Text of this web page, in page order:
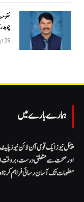
29 اپریل, 2026
ہمارے بارے میں
پینل نیوز ایک قومی آن لائن نیوز
اور صحت سے متعلق درست، بروقت اور
معلومات تک آسان رسائی فراہم کرنا